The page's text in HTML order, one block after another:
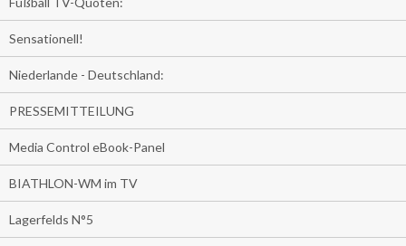
Sensationell!
Niederlande - Deutschland:
PRESSEMITTEILUNG
Media Control eBook-Panel
BIATHLON-WM im TV
Lagerfelds N°5